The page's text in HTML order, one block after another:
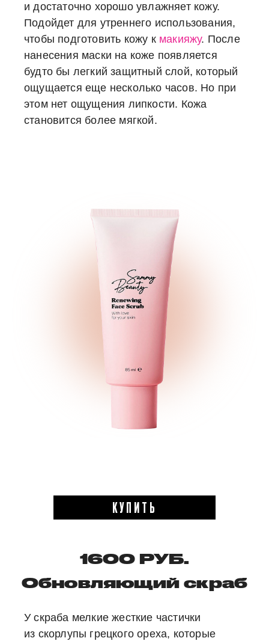
и достаточно хорошо увлажняет кожу.
Подойдет для утреннего использования,
чтобы подготовить кожу к макияжу. После
нанесения маски на коже появляется
будто бы легкий защитный слой, который
ощущается еще несколько часов. Но при
этом нет ощущения липкости. Кожа
становится более мягкой.
КУПИТЬ
1600 РУБ.
Обновляющий скраб
У скраба мелкие жесткие частички
из скорлупы грецкого ореха, которые